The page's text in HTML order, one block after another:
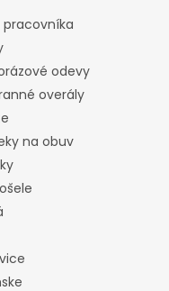
odevy
overály
na obuv